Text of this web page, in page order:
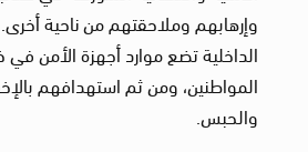
وإرهابهم وملاحقتهم من ناحية أخرى.
الداخلية تضع موارد أجهزة الأمن
المواطنين، ومن ثم استهدافهم
والحبس.